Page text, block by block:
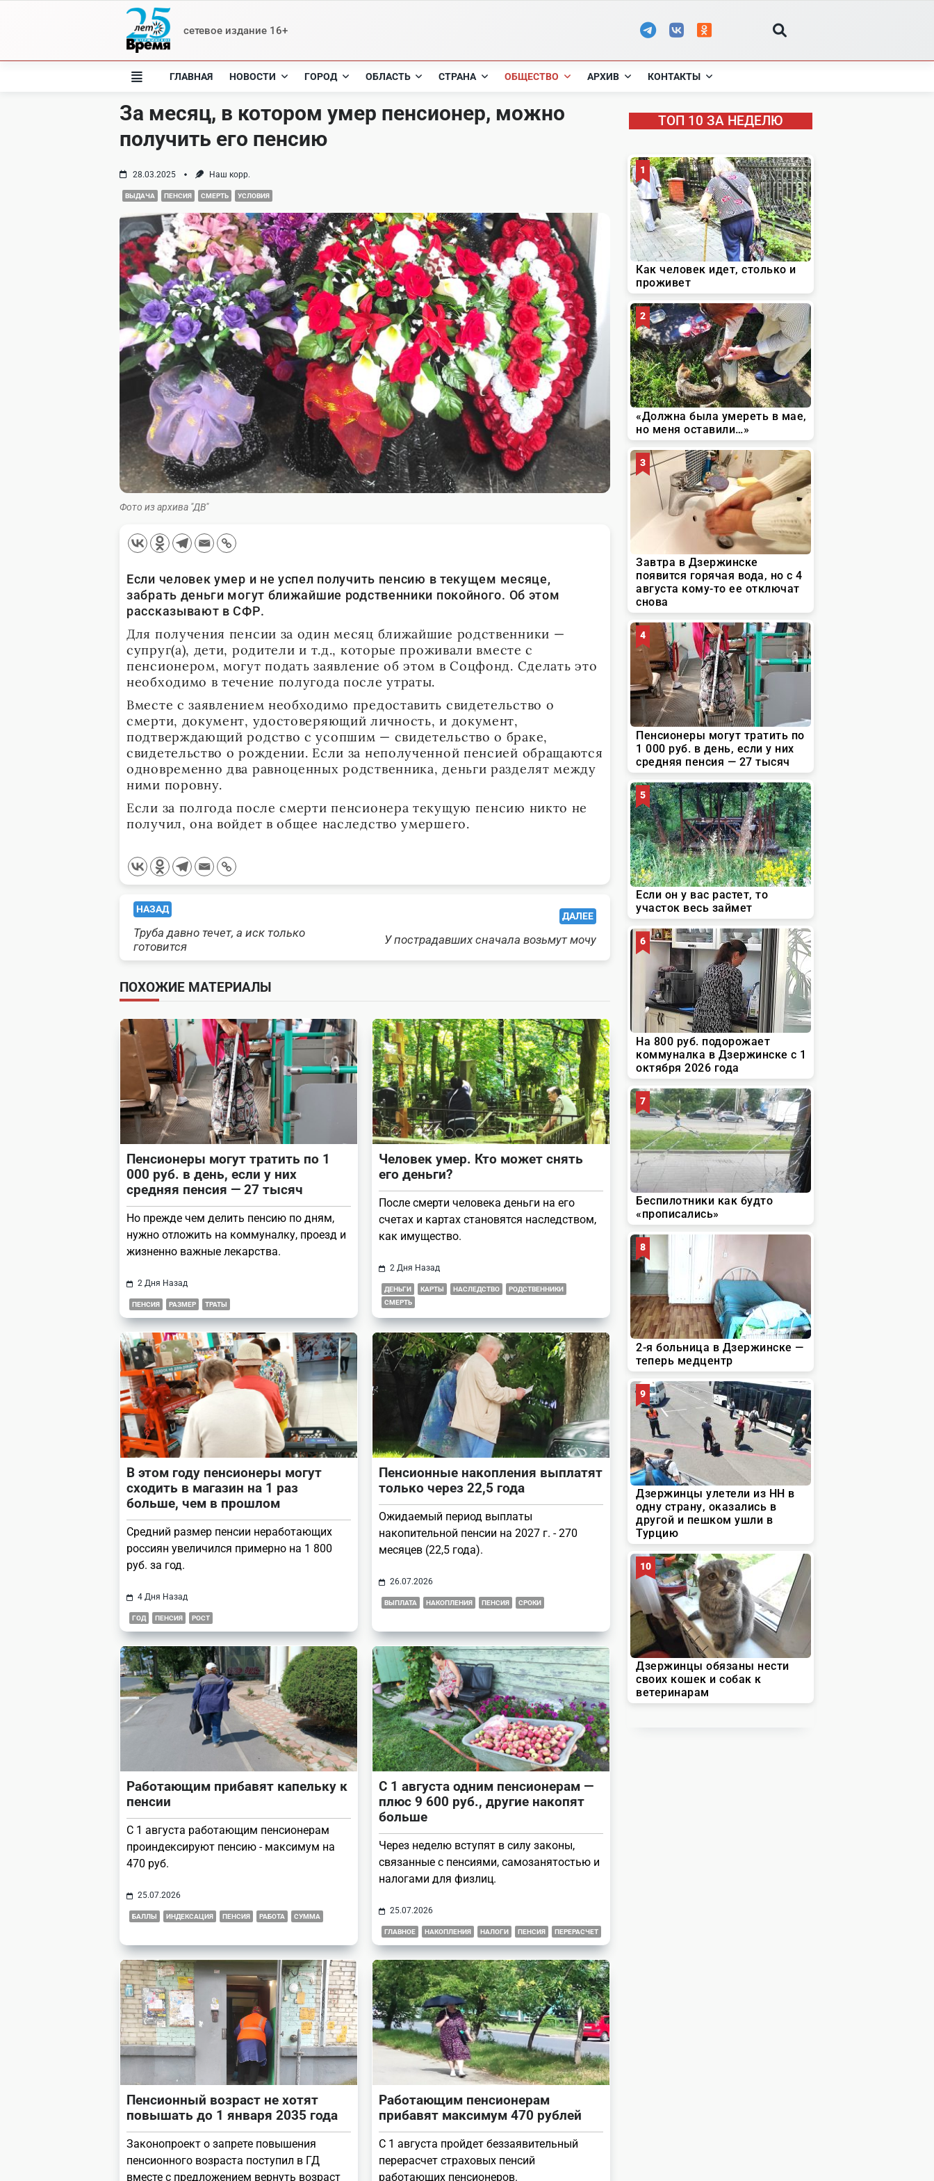
сетевое издание 16+
ГЛАВНАЯ НОВОСТИ ГОРОД ОБЛАСТЬ СТРАНА ОБЩЕСТВО АРХИВ КОНТАКТЫ
За месяц, в котором умер пенсионер, можно
получить его пенсию
28.03.2025 Наш корр.
ВЫДАЧА ПЕНСИЯ СМЕРТЬ УСЛОВИЯ
Фото из архива "ДВ"
Если человек умер и не успел получить пенсию в текущем месяце,
забрать деньги могут ближайшие родственники покойного. Об этом
рассказывают в СФР.
Для получения пенсии за один месяц ближайшие родственники —
супруг(а), дети, родители и т.д., которые проживали вместе с
пенсионером, могут подать заявление об этом в Соцфонд. Сделать это
необходимо в течение полугода после утраты.
Вместе с заявлением необходимо предоставить свидетельство о
смерти, документ, удостоверяющий личность, и документ,
подтверждающий родство с усопшим — свидетельство о браке,
свидетельство о рождении. Если за неполученной пенсией обращаются
одновременно два равноценных родственника, деньги разделят между
ними поровну.
Если за полгода после смерти пенсионера текущую пенсию никто не
получил, она войдет в общее наследство умершего.
<span
class="nav-
screen-
reader-
text">Page</span>
НАЗАД
Труба давно течет, а иск только
готовится
ДАЛЕЕ
У пострадавших сначала возьмут мочу
ПОХОЖИЕ МАТЕРИАЛЫ
Пенсионеры могут тратить по 1
000 руб. в день, если у них
средняя пенсия — 27 тысяч
Но прежде чем делить пенсию по дням,
нужно отложить на коммуналку, проезд и
жизненно важные лекарства.
2 Дня Назад
ПЕНСИЯ РАЗМЕР ТРАТЫ
Человек умер. Кто может снять
его деньги?
После смерти человека деньги на его
счетах и картах становятся наследством,
как имущество.
2 Дня Назад
ДЕНЬГИ КАРТЫ НАСЛЕДСТВО
РОДСТВЕННИКИ
СМЕРТЬ
В этом году пенсионеры могут
сходить в магазин на 1 раз
больше, чем в прошлом
Средний размер пенсии неработающих
россиян увеличился примерно на 1 800
руб. за год.
4 Дня Назад
ГОД ПЕНСИЯ РОСТ
Пенсионные накопления выплатят
только через 22,5 года
Ожидаемый период выплаты
накопительной пенсии на 2027 г. - 270
месяцев (22,5 года).
26.07.2026
ВЫПЛАТА НАКОПЛЕНИЯ ПЕНСИЯ СРОКИ
Работающим прибавят капельку к
пенсии
С 1 августа работающим пенсионерам
проиндексируют пенсию - максимум на
470 руб.
25.07.2026
БАЛЛЫ ИНДЕКСАЦИЯ ПЕНСИЯ РАБОТА СУММА
С 1 августа одним пенсионерам —
плюс 9 600 руб., другие накопят
больше
Через неделю вступят в силу законы,
связанные с пенсиями, самозанятостью и
налогами для физлиц.
25.07.2026
ГЛАВНОЕ НАКОПЛЕНИЯ НАЛОГИ ПЕНСИЯ ПЕРЕРАСЧЕТ
Пенсионный возраст не хотят
повышать до 1 января 2035 года
Законопроект о запрете повышения
пенсионного возраста поступил в ГД
вместе с предложением вернуть возраст
Работающим пенсионерам
прибавят максимум 470 рублей
С 1 августа пройдет беззаявительный
перерасчет страховых пенсий
работающих пенсионеров.
ТОП 10 ЗА НЕДЕЛЮ